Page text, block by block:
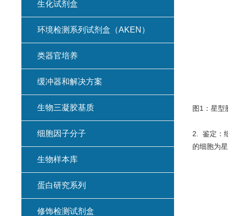
图1：星型
2. 鉴定：
的细胞为
生化试剂盒
环境检测系列试剂盒（AKEN）
类器官培养
缓冲器和解决方案
生物三凝胶基质
细胞因子分子
生物样本库
蛋白研究系列
修饰检测试剂盒